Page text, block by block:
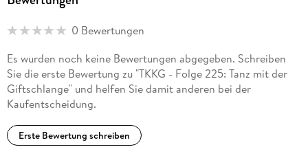
0 Bewertungen
Es wurden noch keine Bewertungen abgegeben. Schreiben
Sie die erste Bewertung zu "TKKG - Folge 225: Tanz mit der
Giftschlange" und helfen Sie damit anderen bei der
Kaufentscheidung.
Erste Bewertung schreiben